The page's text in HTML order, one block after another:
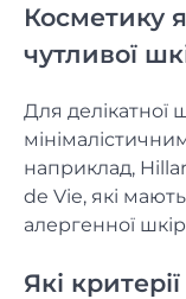
Косметику
чутливої
Для делікатної
наприклад,
de Vie, які мають
алергенної
Які